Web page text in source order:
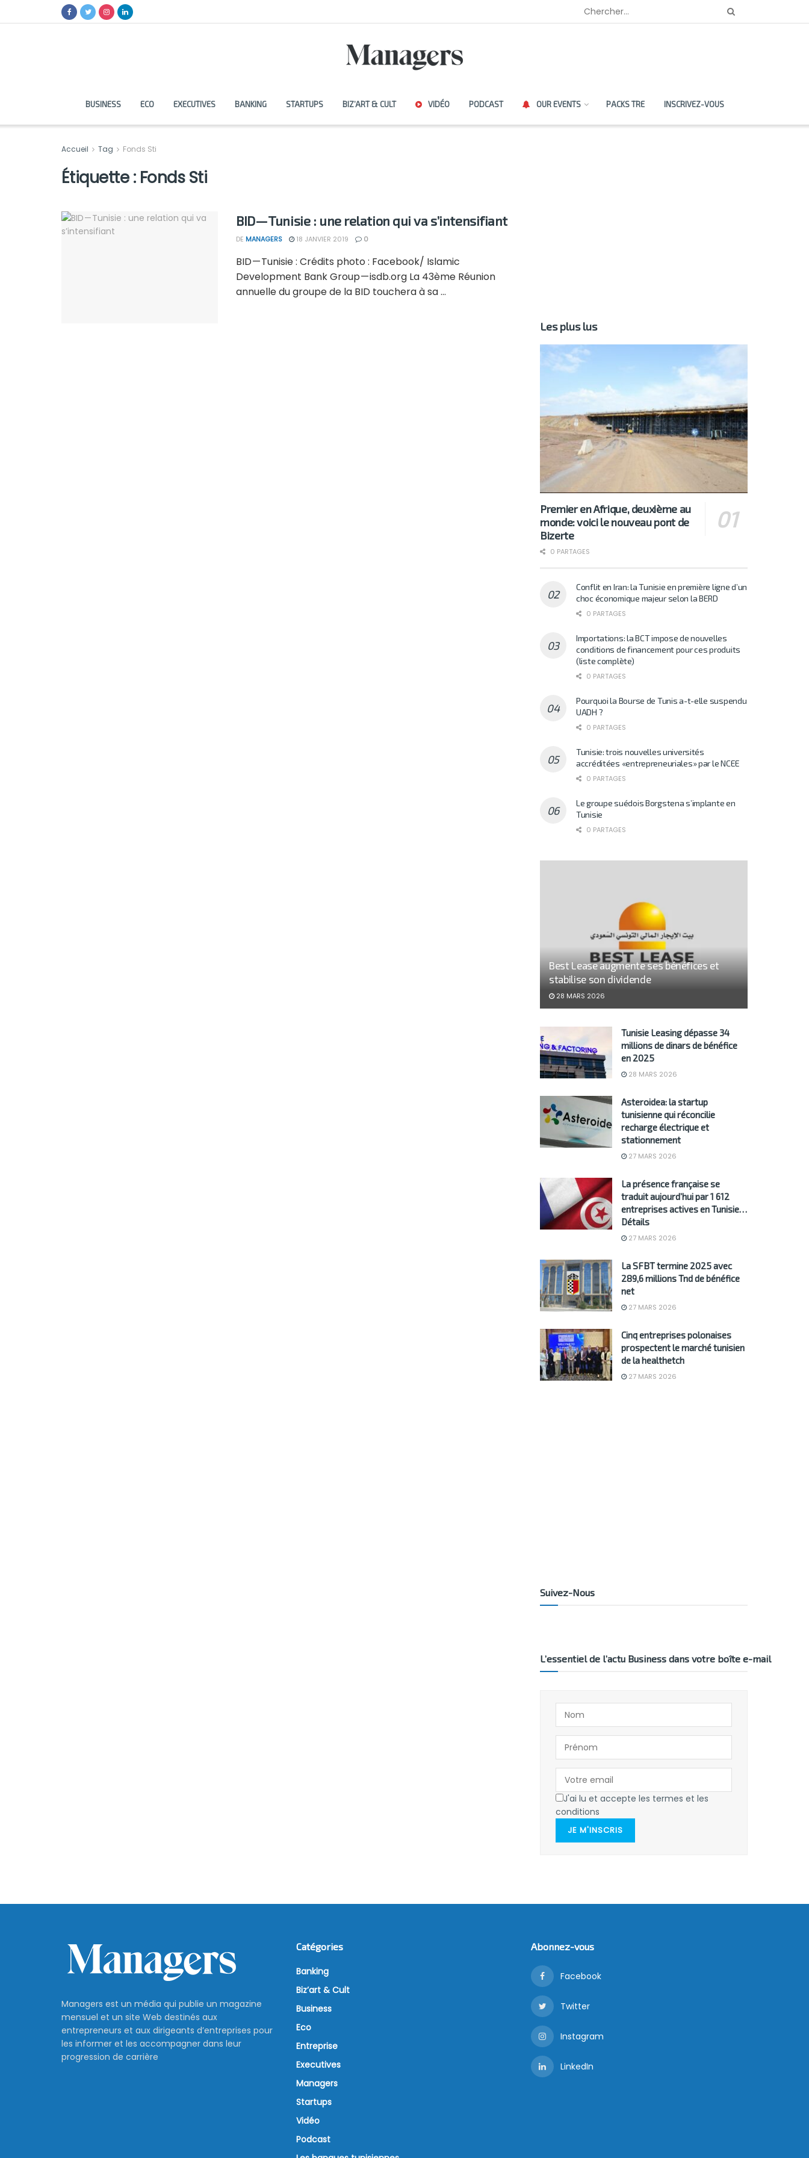
BUSINESS ECO EXECUTIVES BANKING STARTUPS BIZ’ART & CULT VIDÉO PODCAST OUR EVENTS PACKS TRE INSCRIVEZ-VOUS
Accueil Tag Fonds Sti
Étiquette : Fonds Sti
BID — Tunisie : une relation qui va s’intensifiant
DE MANAGERS 18 JANVIER 2019 0
BID — Tunisie : Crédits photo : Facebook/ Islamic
Development Bank Group — isdb.org La 43ème Réunion
annuelle du groupe de la BID touchera à sa ...
Les plus lus
Premier en Afrique, deuxième au
monde: voici le nouveau pont de
Bizerte
0 PARTAGES
Conflit en Iran: la Tunisie en première ligne d’un
choc économique majeur selon la BERD
0 PARTAGES
Importations: la BCT impose de nouvelles
conditions de financement pour ces produits
(liste complète)
0 PARTAGES
Pourquoi la Bourse de Tunis a-t-elle suspendu
UADH ?
0 PARTAGES
Tunisie: trois nouvelles universités
accréditées «entrepreneuriales» par le NCEE
0 PARTAGES
Le groupe suédois Borgstena s’implante en
Tunisie
0 PARTAGES
Best Lease augmente ses bénéfices et
stabilise son dividende
28 MARS 2026
Tunisie Leasing dépasse 34
millions de dinars de bénéfice
en 2025
28 MARS 2026
Asteroidea: la startup
tunisienne qui réconcilie
recharge électrique et
stationnement
27 MARS 2026
La présence française se
traduit aujourd’hui par 1 612
entreprises actives en Tunisie…
Détails
27 MARS 2026
La SFBT termine 2025 avec
289,6 millions Tnd de bénéfice
net
27 MARS 2026
Cinq entreprises polonaises
prospectent le marché tunisien
de la healthetch
27 MARS 2026
Suivez-Nous
L’essentiel de l’actu Business dans votre boîte e-mail
J'ai lu et accepte les termes et les
conditions
JE M'INSCRIS
Managers est un média qui publie un magazine
mensuel et un site Web destinés aux
entrepreneurs et aux dirigeants d’entreprises pour
les informer et les accompagner dans leur
progression de carrière
Catégories
Banking
Biz’art & Cult
Business
Eco
Entreprise
Executives
Managers
Startups
Vidéo
Podcast
Abonnez-vous
Facebook
Twitter
Instagram
LinkedIn